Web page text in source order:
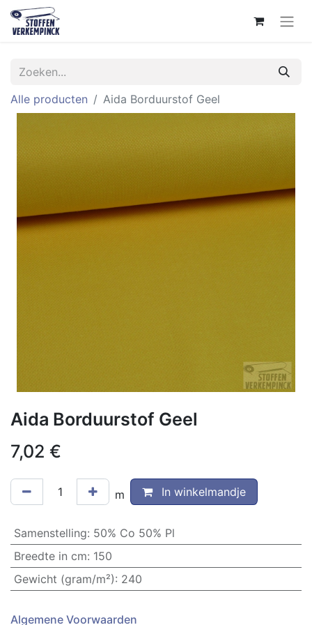
Alle producten Aida Borduurstof Geel
Aida Borduurstof Geel
7,02 €
m In winkelmandje
Samenstelling: 50% Co 50% Pl
Breedte in cm: 150
Gewicht (gram/m²): 240
Algemene Voorwaarden